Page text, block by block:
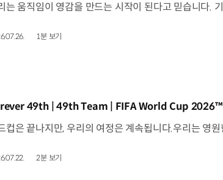
1분 보기
상] 49th | 49th Team | FIFA World Cup 2026™
2분 보기